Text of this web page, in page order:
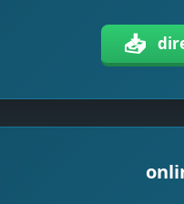
📥